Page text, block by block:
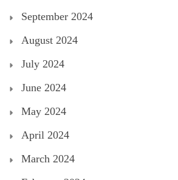
September 2024
August 2024
July 2024
June 2024
May 2024
April 2024
March 2024